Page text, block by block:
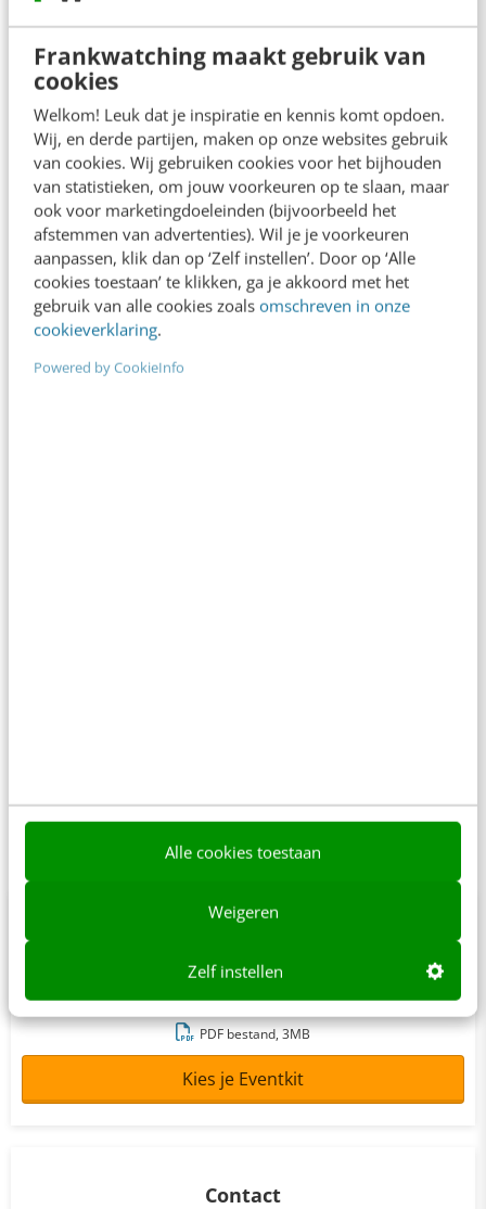
Frankwatching maakt gebruik van
cookies
Welkom! Leuk dat je inspiratie en kennis komt opdoen.
Wij, en derde partijen, maken op onze websites gebruik
van cookies. Wij gebruiken cookies voor het bijhouden
van statistieken, om jouw voorkeuren op te slaan, maar
ook voor marketingdoeleinden (bijvoorbeeld het
afstemmen van advertenties). Wil je je voorkeuren
aanpassen, klik dan op ‘Zelf instellen’. Door op ‘Alle
cookies toestaan’ te klikken, ga je akkoord met het
gebruik van alle cookies zoals omschreven in onze
cookieverklaring.
Powered by CookieInfo
Alle cookies toestaan
Weigeren
Zelf instellen
Zo werken we samen
We zorgen altijd voor de juiste professionele
begeleiding voorafgaand, tijdens en na afloop van een
Van whitepapers tot branded content en webinars.
Bekijk alle mogelijkheden oponze
adverteerderspagina.
Alle informatie per event in een handig PDF
document. Ontvang een link naar de eventkit
PDF bestand, 3MB
Kies je Eventkit
Contact